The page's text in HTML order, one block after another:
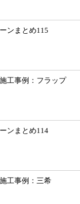
ンまとめ115
工事例：フラップ
ンまとめ114
工事例：三希